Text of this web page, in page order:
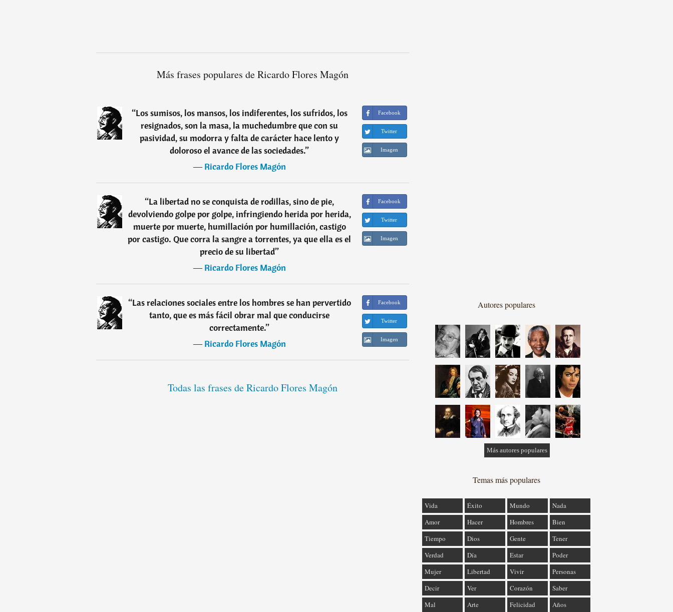
Más frases populares de Ricardo Flores Magón
“Los sumisos, los mansos, los indiferentes, los sufridos, los
resignados, son la masa, la muchedumbre que con su
pasividad, su modorra y falta de carácter hace lento y
doloroso el avance de las sociedades.”
―Ricardo Flores Magón
Facebook
Twitter
Imagen
“La libertad no se conquista de rodillas, sino de pie,
devolviendo golpe por golpe, infringiendo herida por herida,
muerte por muerte, humillación por humillación, castigo
por castigo. Que corra la sangre a torrentes, ya que ella es el
precio de su libertad”
―Ricardo Flores Magón
Facebook
Twitter
Imagen
“Las relaciones sociales entre los hombres se han pervertido
tanto, que es más fácil obrar mal que conducirse
correctamente.”
―Ricardo Flores Magón
Facebook
Twitter
Imagen
Todas las frases de Ricardo Flores Magón
Autores populares
Más autores populares
Temas más populares
Vida Éxito Mundo
Nada
Amor
Hacer Hombres
Bien
Tiempo
Dios Gente
Tener
Verdad
Día Estar
Poder
Mujer
Libertad Vivir
Personas
Decir
Ver Corazón
Saber
Mal
Arte Felicidad Años